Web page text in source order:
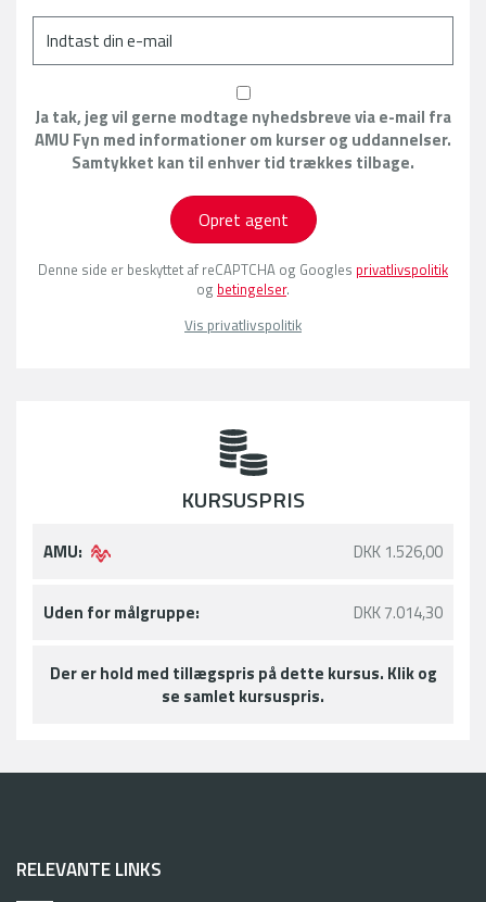
Ja tak, jeg vil gerne modtage nyhedsbreve via e-mail fra
AMU Fyn med informationer om kurser og uddannelser.
Samtykket kan til enhver tid trækkes tilbage.
Opret agent
Denne side er beskyttet af reCAPTCHA og Googles privatlivspolitik
og betingelser.
Vis privatlivspolitik
KURSUSPRIS
AMU: DKK 1.526,00
Uden for målgruppe: DKK 7.014,30
Der er hold med tillægspris på dette kursus. Klik og
se samlet kursuspris.
RELEVANTE LINKS